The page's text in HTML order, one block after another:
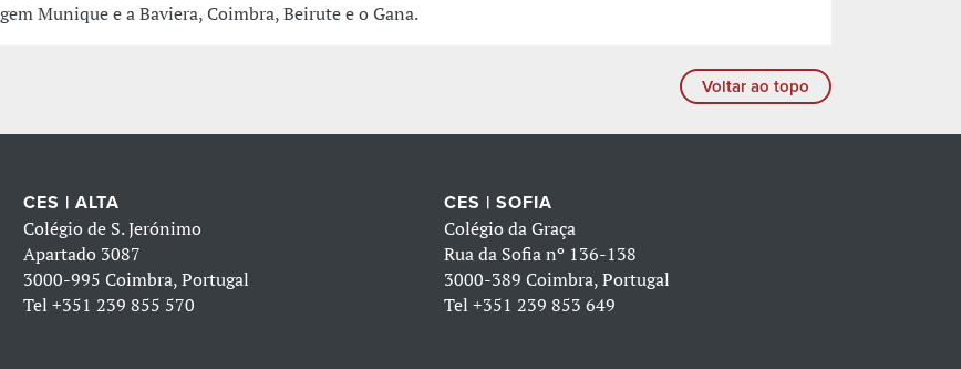
Munique e a Baviera, Coimbra, Beirute e o Gana.
Voltar ao topo
CES | ALTA
Colégio de S. Jerónimo
Apartado 3087
3000-995 Coimbra, Portugal
Tel+351 239 855 570
CES | SOFIA
Colégio da Graça
Rua da Sofia nº 136-138
3000-389 Coimbra, Portugal
Tel +351 239 853 649